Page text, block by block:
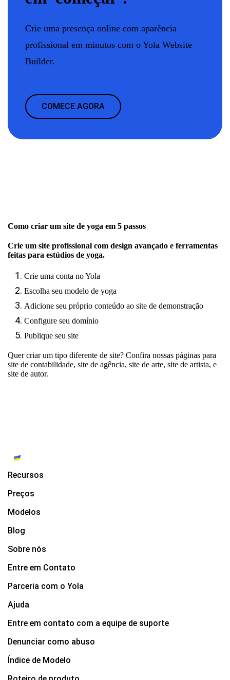
Crie uma presença online com aparência
profissional em minutos com o Yola Website
Builder.
COMECE AGORA
Como criar um site de yoga em 5 passos
Crie um site profissional com design avançado e ferramentas
feitas para estúdios de yoga.
Crie uma conta no Yola
Escolha seu modelo de yoga
Adicione seu próprio conteúdo ao site de demonstração
Configure seu domínio
Publique seu site
Quer criar um tipo diferente de site? Confira nossas páginas para
site de contabilidade, site de agência, site de arte, site de artista, e
site de autor.
Recursos
Preços
Modelos
Blog
Sobre nós
Entre em Contato
Parceria com o Yola
Ajuda
Entre em contato com a equipe de suporte
Denunciar como abuso
Índice de Modelo